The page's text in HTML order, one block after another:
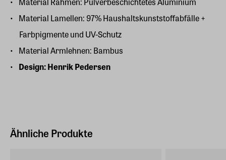
Material Lamellen: 97% Haushaltskunststoffabfälle +
Farbpigmente und UV-Schutz
Material Armlehnen: Bambus
Design: Henrik Pedersen
Ähnliche Produkte